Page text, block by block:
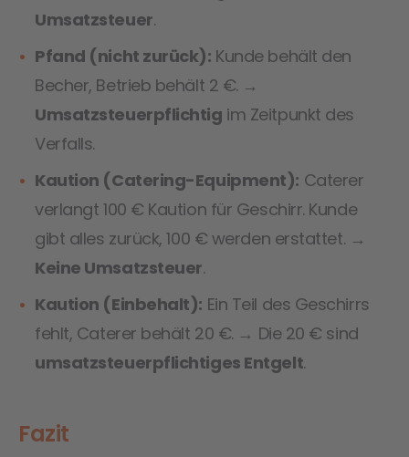
Umsatzsteuer.
Pfand (nicht zurück): Kunde behält den
Becher, Betrieb behält 2 €. →
Umsatzsteuerpflichtig im Zeitpunkt des
Verfalls.
Kaution (Catering-Equipment): Caterer
verlangt 100 € Kaution für Geschirr. Kunde
gibt alles zurück, 100 € werden erstattet. →
Keine Umsatzsteuer.
Kaution (Einbehalt): Ein Teil des Geschirrs
fehlt, Caterer behält 20 €. → Die 20 € sind
umsatzsteuerpflichtiges Entgelt.
Fazit